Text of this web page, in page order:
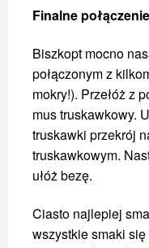
Finalne połączenie
Biszkopt mocno
połączonym z
mokry!). Przełóż z
mus truskawkowy.
truskawki przekrój
truskawkowym.
ułóż bezę.
Ciasto najlepiej
wszystkie smaki